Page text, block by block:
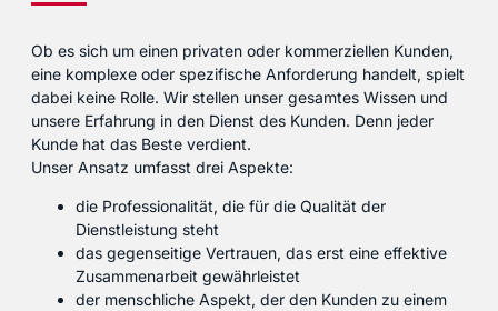
Ob es sich um einen privaten oder kommerziellen Kunden,
eine komplexe oder spezifische Anforderung handelt, spielt
dabei keine Rolle. Wir stellen unser gesamtes Wissen und
unsere Erfahrung in den Dienst des Kunden. Denn jeder
Kunde hat das Beste verdient.
Unser Ansatz umfasst drei Aspekte:
die Professionalität, die für die Qualität der
Dienstleistung steht
das gegenseitige Vertrauen, das erst eine effektive
Zusammenarbeit gewährleistet
der menschliche Aspekt, der den Kunden zu einem